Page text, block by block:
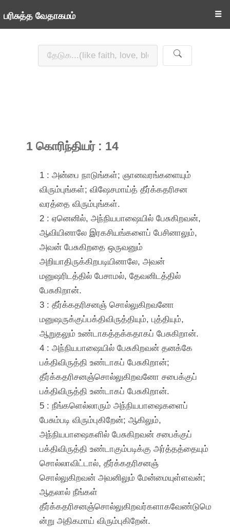
பரிசுத்த வேதாகமம் ☰
1 கொரிந்தியர் : 14
1 : அன்பை நாடுங்கள்; ஞானவரங்களையும்
விரும்புங்கள்; விஷேசமாய்த் தீர்க்கதரிசன
வரத்தை விரும்புங்கள்.
2 : ஏனெனில், அந்நியபாஷையில் பேசுகிறவன்,
ஆவியினாலே இரகசியங்களைப் பேசினாலும்,
அவன் பேசுகிறதை ஒருவனும்
அறியாதிருக்கிறபடியினாலே, அவன்
மனுஷரிடத்தில் பேசாமல், தேவனிடத்தில்
பேசுகிறான்.
3 : தீர்க்கதரிசனஞ் சொல்லுகிறவனோ
மனுஷருக்குப்பக்திவிருத்தியும், புத்தியும்,
ஆறுதலும் உண்டாகத்தக்கதாகப் பேசுகிறான்.
4 : அந்நியபாஷையில் பேசுகிறவன் தனக்கே
பக்திவிருத்தி உண்டாகப் பேசுகிறான்;
தீர்க்கதரிசனஞ்சொல்லுகிறவனோ சபைக்குப்
பக்திவிருத்தி உண்டாகப் பேசுகிறான்.
5 : நீங்களெல்லாரும் அந்நியபாஷைகளைப்
பேசும்படி விரும்புகிறேன்; ஆகிலும்,
அந்நியபாஷைகளில் பேசுகிறவன் சபைக்குப்
பக்திவிருத்தி உண்டாகும்படிக்கு அர்த்தத்தையும்
சொல்லாவிட்டால், தீர்க்கதரிசனஞ்
சொல்லுகிறவன் அவனிலும் மேன்மையுள்ளவன்;
ஆதலால் நீங்கள்
தீர்க்கதரிசனஞ்சொல்லுகிறவர்களாகவேண்டுமெ
ன்று அதிகமாய் விரும்புகிறேன்.